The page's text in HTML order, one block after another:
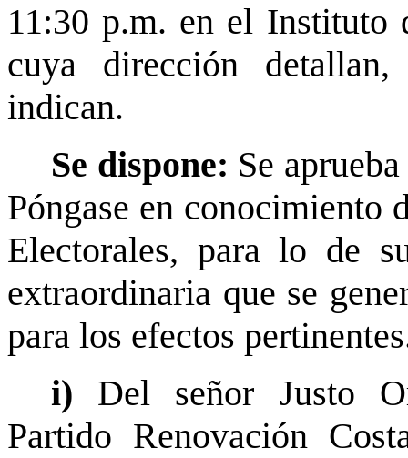
11:30 p.m. en el Instituto
cuya dirección
indican.
Se dispone: Se
Póngase en conocimiento
Electorales, para lo de
extraordinaria que se
para los efectos
i) Del señor Justo
Partido Renovación